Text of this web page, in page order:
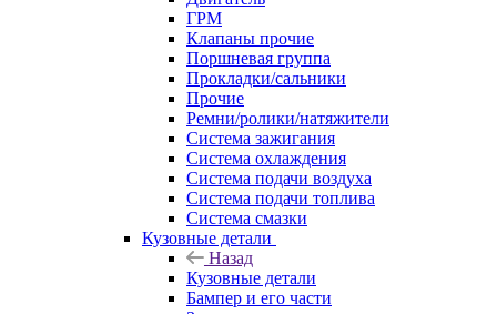
ГРМ
Клапаны прочие
Поршневая группа
Прокладки/сальники
Прочие
Ремни/ролики/натяжители
Система зажигания
Система охлаждения
Система подачи воздуха
Система подачи топлива
Система смазки
Кузовные детали
Назад
Кузовные детали
Бампер и его части